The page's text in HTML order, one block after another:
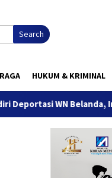
Search
HUKUM & KRIMINAL
Belanda, Ini Alasannya